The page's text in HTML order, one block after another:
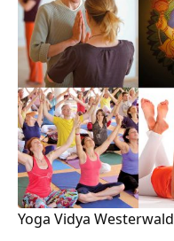
Yoga Vidya Westerwald